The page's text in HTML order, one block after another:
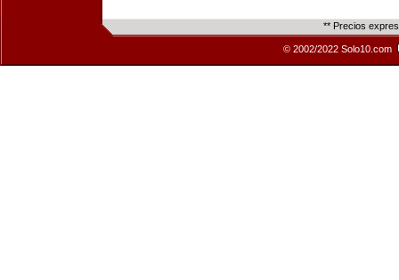
** Precios
© 2002/2022 Solo10.com